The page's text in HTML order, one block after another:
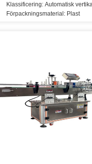
klistermärke
Klassificering: Automatisk
Förpackningsmaterial: Plast